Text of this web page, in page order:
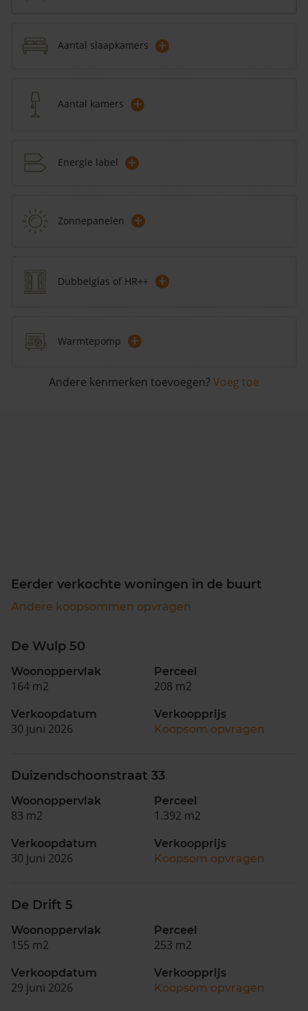
Aantal slaapkamers +
Aantal kamers +
Energie label +
Zonnepanelen +
Dubbelglas of HR++ +
Warmtepomp +
Andere kenmerken toevoegen? Voeg toe
Eerder verkochte woningen in de buurt
Andere koopsommen opvragen
De Wulp 50
Woonoppervlak
164 m2
Perceel
208 m2
Verkoopdatum
30 juni 2026
Verkoopprijs
Koopsom opvragen
Duizendschoonstraat 33
Woonoppervlak
83 m2
Perceel
1.392 m2
Verkoopdatum
30 juni 2026
Verkoopprijs
Koopsom opvragen
De Drift 5
Woonoppervlak
155 m2
Perceel
253 m2
Verkoopdatum
29 juni 2026
Verkoopprijs
Koopsom opvragen